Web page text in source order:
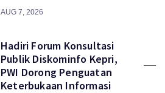
AUG 7, 2026
Hadiri Forum Konsultasi
Publik Diskominfo Kepri,
PWI Dorong Penguatan
Keterbukaan Informasi